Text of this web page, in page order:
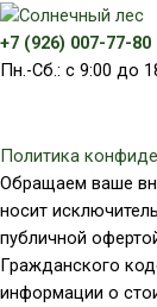
+7 (926) 007-77-80
Пн.-Сб.: с 9:00 до
Политика
Обращаем ваше
носит
публичной
Гражданского
информации о